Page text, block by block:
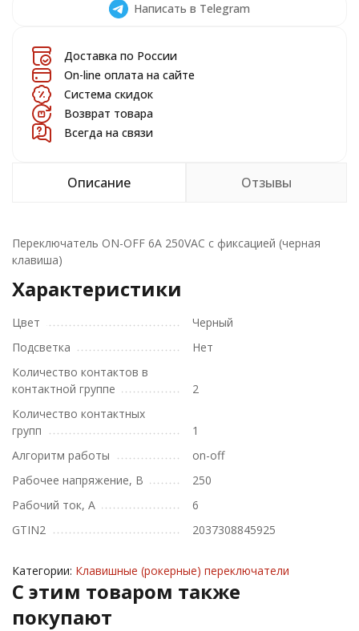
Написать в Telegram
Доставка по России
On-line оплата на сайте
Система скидок
Возврат товара
Всегда на связи
Описание Отзывы
Переключатель ON-OFF 6A 250VAC с фиксацией (черная
клавиша)
Характеристики
Цвет
Черный
Подсветка
Нет
Количество контактов в
контактной группе
2
Количество контактных
групп
1
Алгоритм работы
on-off
Рабочее напряжение, В
250
Рабочий ток, А
6
GTIN2
2037308845925
Категории: Клавишные (рокерные) переключатели
C этим товаром также
покупают